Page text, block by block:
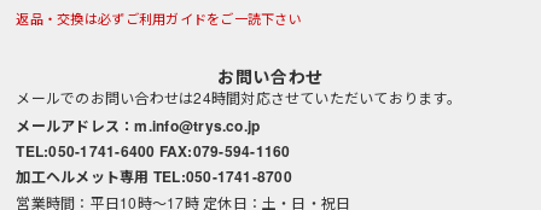
返品・交換は必ずご利用ガイドをご一読下さい
お問い合わせ
メールでのお問い合わせは24時間対応させていただいております。
メールアドレス：m.info@trys.co.jp
TEL:050-1741-6400 FAX:079-594-1160
加工ヘルメット専用 TEL:050-1741-8700
営業時間：平日10時～17時 定休日：土・日・祝日